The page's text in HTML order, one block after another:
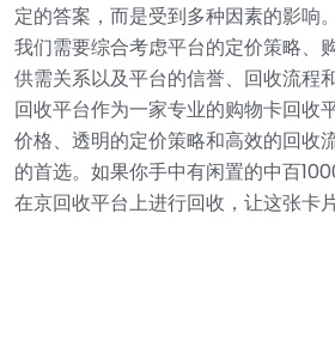
定的答案，而是受到多种因素的影响
我们需要综合考虑平台的定价策略、
供需关系以及平台的信誉、回收流程
回收平台作为一家专业的购物卡回收
价格、透明的定价策略和高效的回收
的首选。如果你手中有闲置的中百
在京回收平台上进行回收，让这张卡